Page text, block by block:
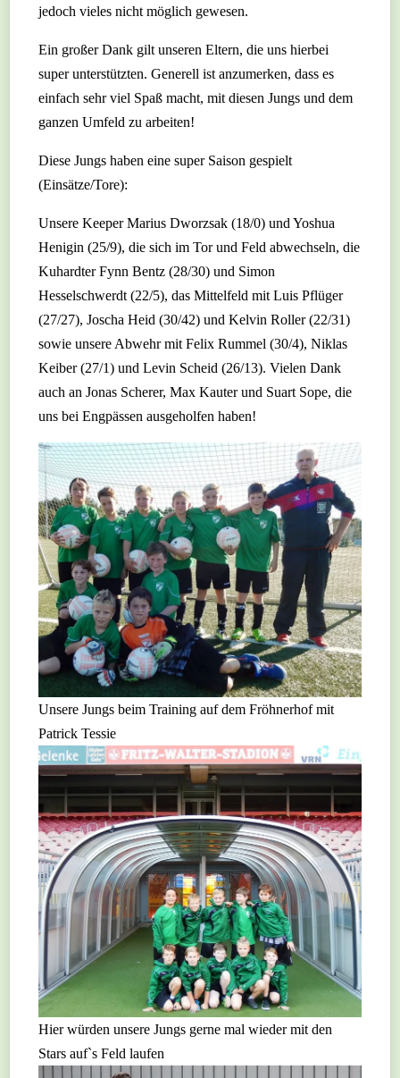
jedoch vieles nicht möglich gewesen.
Ein großer Dank gilt unseren Eltern, die uns hierbei
super unterstützten. Generell ist anzumerken, dass es
einfach sehr viel Spaß macht, mit diesen Jungs und dem
ganzen Umfeld zu arbeiten!
Diese Jungs haben eine super Saison gespielt
(Einsätze/Tore):
Unsere Keeper Marius Dworzsak (18/0) und Yoshua
Henigin (25/9), die sich im Tor und Feld abwechseln, die
Kuhardter Fynn Bentz (28/30) und Simon
Hesselschwerdt (22/5), das Mittelfeld mit Luis Pflüger
(27/27), Joscha Heid (30/42) und Kelvin Roller (22/31)
sowie unsere Abwehr mit Felix Rummel (30/4), Niklas
Keiber (27/1) und Levin Scheid (26/13). Vielen Dank
auch an Jonas Scherer, Max Kauter und Suart Sope, die
uns bei Engpässen ausgeholfen haben!
Unsere Jungs beim Training auf dem Fröhnerhof mit
Patrick Tessie
Hier würden unsere Jungs gerne mal wieder mit den
Stars auf`s Feld laufen